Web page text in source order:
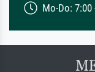
Mo-Do: 7:00